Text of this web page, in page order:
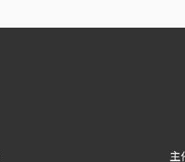
主